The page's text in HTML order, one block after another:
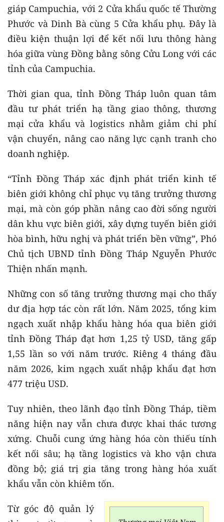
giáp Campuchia, với 2 Cửa khẩu quốc tế Thường
Phước và Dinh Bà cùng 5 Cửa khẩu phụ. Đây là
điều kiện thuận lợi để kết nối lưu thông hàng
hóa giữa vùng Đồng bằng sông Cửu Long với các
tỉnh của Campuchia.
Thời gian qua, tỉnh Đồng Tháp luôn quan tâm
đầu tư phát triển hạ tầng giao thông, thương
mại cửa khẩu và logistics nhằm giảm chi phí
vận chuyển, nâng cao năng lực cạnh tranh cho
doanh nghiệp.
“Tỉnh Đồng Tháp xác định phát triển kinh tế
biên giới không chỉ phục vụ tăng trưởng thương
mại, mà còn góp phần nâng cao đời sống người
dân khu vực biên giới, xây dựng tuyến biên giới
hòa bình, hữu nghị và phát triển bền vững”, Phó
Chủ tịch UBND tỉnh Đồng Tháp Nguyễn Phước
Thiện nhấn mạnh.
Những con số tăng trưởng thương mại cho thấy
dư địa hợp tác còn rất lớn. Năm 2025, tổng kim
ngạch xuất nhập khẩu hàng hóa qua biên giới
tỉnh Đồng Tháp đạt hơn 1,25 tỷ USD, tăng gấp
1,55 lần so với năm trước. Riêng 4 tháng đầu
năm 2026, kim ngạch xuất nhập khẩu đạt hơn
477 triệu USD.
Tuy nhiên, theo lãnh đạo tỉnh Đồng Tháp, tiềm
năng hiện nay vẫn chưa được khai thác tương
xứng. Chuỗi cung ứng hàng hóa còn thiếu tính
kết nối sâu; hạ tầng logistics và kho vận chưa
đồng bộ; giá trị gia tăng trong hàng hóa xuất
khẩu vẫn còn khiêm tốn.
Từ góc độ quản lý